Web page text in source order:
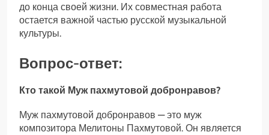
до конца своей жизни. Их совместная работа
остается важной частью русской музыкальной
культуры.
Вопрос-ответ:
Кто такой Муж пахмутовой добронравов?
Муж пахмутовой добронравов — это муж
композитора Мелитоны Пахмутовой. Он является